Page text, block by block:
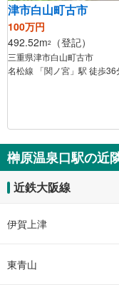
津市白山町古市
100万円
492.52m2 （登記）
三重県津市白山町古市
名松線 「関ノ宮」駅 徒歩36
榊原温泉口駅の近
近鉄大阪線
伊賀上津
東青山